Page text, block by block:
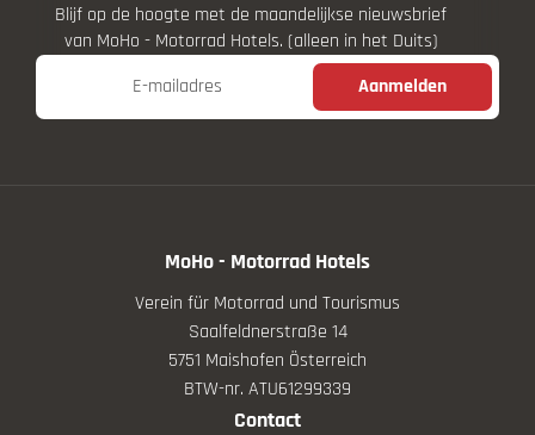
Blijf op de hoogte met de maandelijkse nieuwsbrief
van MoHo - Motorrad Hotels. (alleen in het Duits)
E-mailadres
Aanmelden
MoHo - Motorrad Hotels
Verein für Motorrad und Tourismus
Saalfeldnerstraße 14
5751 Maishofen Österreich
BTW-nr. ATU61299339
Contact